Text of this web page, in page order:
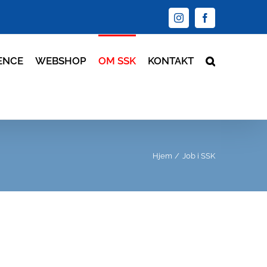
InstagramFacebook
WEBSHOP OM SSK KONTAKT
Hjem Job i SSK